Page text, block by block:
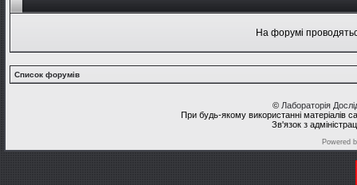
На форумі
Список форумів
© Лабораторія
При будь-якому використанні матеріалів
Зв'язок з
Powered